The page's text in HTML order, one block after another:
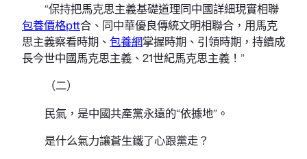
“保持把馬克思主義基礎道理同中國詳細現實相聯
包養價格ptt合、同中華優良傳統文明相聯合，用馬克
思主義察看時期、 包養網掌握時期、引領時期，持續成
長今世中國馬克思主義、21世紀馬克思主義！”
（二）
民氣，是中國共產黨永遠的“依據地”。
是什么氣力讓蒼生鐵了心跟黨走？